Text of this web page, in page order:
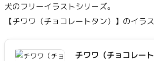
犬のフリーイラストシリーズ。
【チワワ（チョコレートタン）】のイラス
チワワ（チョコレー